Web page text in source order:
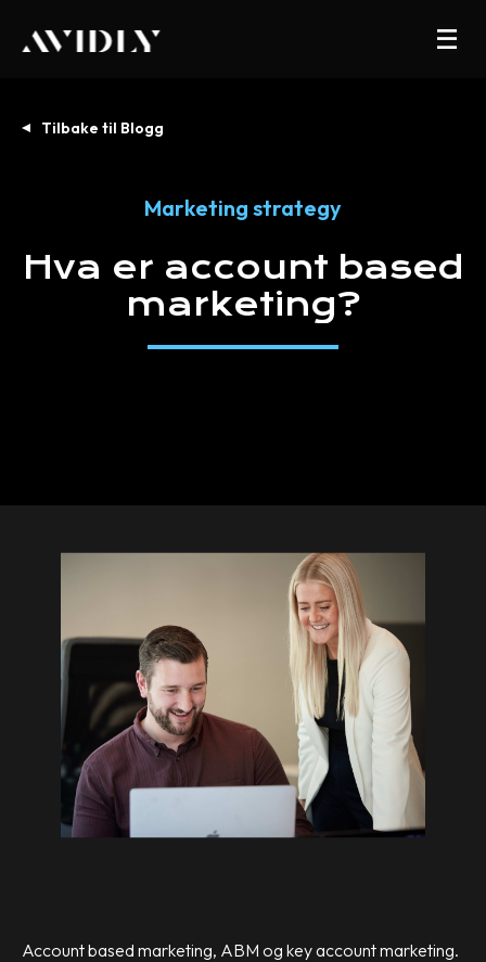
Tilbake til Blogg
Marketing strategy
Hva er account based
marketing?
Account based marketing, ABM og key account marketing.